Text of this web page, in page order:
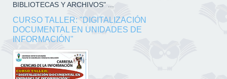
BIBLIOTECAS Y ARCHIVOS" ...
CURSO TALLER: "DIGITALIZACIÓN
DOCUMENTAL EN UNIDADES DE
INFORMACIÓN"